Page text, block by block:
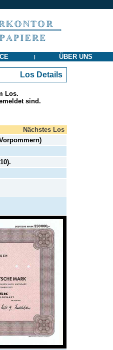
| ÜBER UNS
Los Details
Los.
sind.
Nächstes Los